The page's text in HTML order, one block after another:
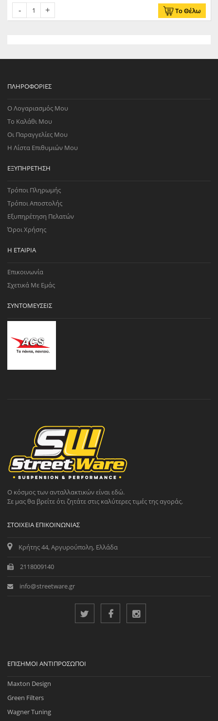
Το Θέλω
ΠΛΗΡΟΦΟΡΊΕΣ
Ο Λογαριασμός Μου
Το Καλάθι Μου
Οι Παραγγελίες Μου
Η Λίστα Επιθυμιών Μου
ΕΞΥΠΗΡΈΤΗΣΗ
Τρόποι Πληρωμής
Τρόποι Αποστολής
Εξυπηρέτηση Πελατών
Όροι Χρήσης
Η ΕΤΑΙΡΊΑ
Επικοινωνία
Σχετικά Με Εμάς
ΣΥΝΤΟΜΕΎΣΕΙΣ
Ο κόσμος των ανταλλακτικών είναι εδώ.
Σε μας θα βρείτε ότι ζητάτε στις καλύτερες τιμές της αγοράς.
ΣΤΟΙΧΕΊΑ ΕΠΙΚΟΙΝΩΝΊΑΣ
Κρήτης 44, Αργυρούπολη, Ελλάδα
2118009140
info@streetware.gr
ΕΠΊΣΗΜΟΙ ΑΝΤΙΠΡΌΣΩΠΟΙ
Maxton Design
Green Filters
Wagner Tuning